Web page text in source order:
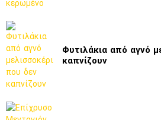
Φυτιλάκια από αγνό
καπνίζουν